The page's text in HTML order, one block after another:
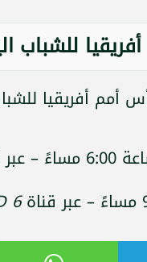
للشباب
بإقامة مباراتين
6